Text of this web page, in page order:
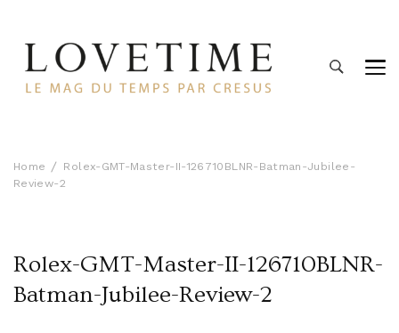
Home
Rolex-GMT-Master-II-126710BLNR-Batman-Jubilee-
Review-2
Rolex-GMT-Master-II-126710BLNR-
Batman-Jubilee-Review-2